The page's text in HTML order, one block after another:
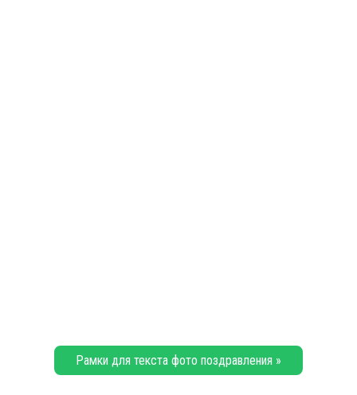
Рамки для текста фото поздравления »